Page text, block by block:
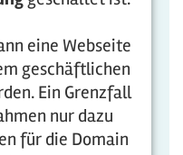
eine Webseite
geschäftlichen
Ein Grenzfall
nur dazu
für die Domain